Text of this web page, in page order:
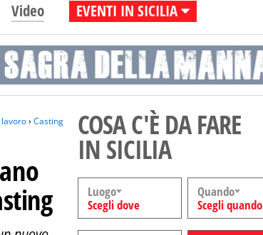
Video EVENTI IN SICILIA
lavoro› Casting COSA C'È DA FARE
IN SICILIA
Luogo
Scegli dove
Quando
Scegli quando